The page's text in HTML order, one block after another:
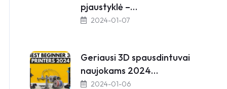
pjaustyklė –…
2024-01-07
Geriausi 3D spausdintuvai
naujokams 2024…
2024-01-06